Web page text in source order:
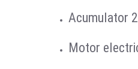
Acumulator
Motor